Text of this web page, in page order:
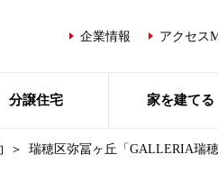
企業情報 アクセス
分譲住宅 家を建てる
瑞穂区弥冨ヶ丘「GALLERIA瑞